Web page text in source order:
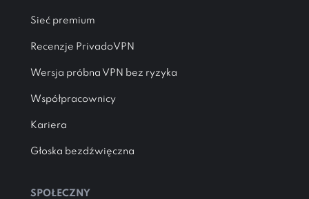
Sieć premium
Recenzje PrivadoVPN
Wersja próbna VPN bez ryzyka
Współpracownicy
Kariera
Głoska bezdźwięczna
SPOŁECZNY